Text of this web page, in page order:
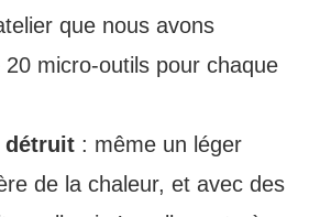
que nous avons
micro-outils pour chaque
détruit: même un léger
de la chaleur, et avec des